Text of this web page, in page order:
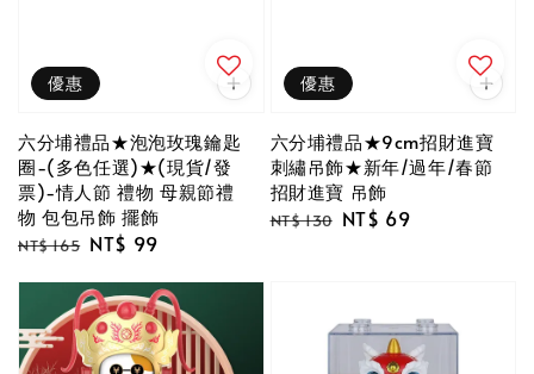
優惠
六分埔禮品★泡泡玫瑰鑰匙
圈-(多色任選)★(現貨/發
票)-情人節 禮物 母親節禮
物 包包吊飾 擺飾
Regular
NT$ 165 Sale
NT$ 99
優惠
六分埔禮品★9cm招財進寶
刺繡吊飾★新年/過年/春節
招財進寶 吊飾
Regular
NT$ 130 Sale
NT$ 69